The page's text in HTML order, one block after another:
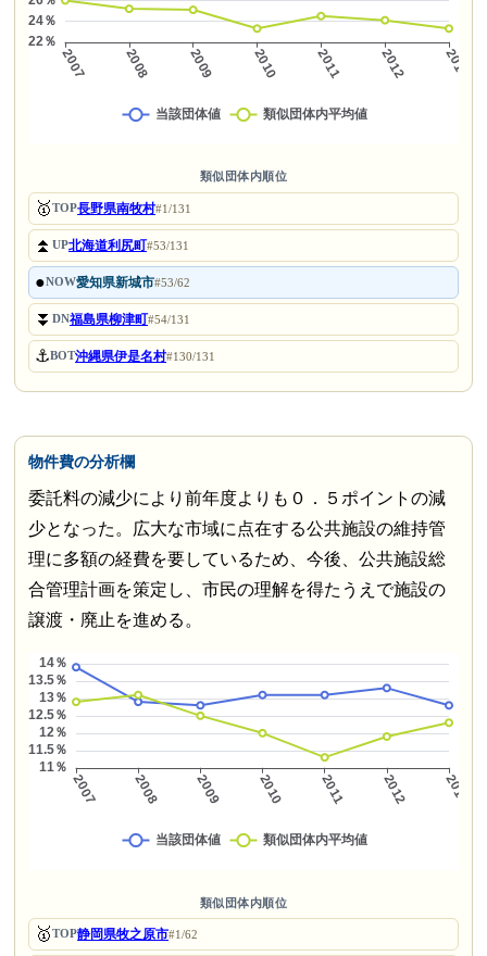
類似団体内順位
🥇TOP長野県南牧村#1/131
⏫UP北海道利尻町#53/131
●NOW愛知県新城市#53/62
⏬DN福島県柳津町#54/131
⚓BOT沖縄県伊是名村#130/131
物件費の分析欄
委託料の減少により前年度よりも０．５ポイントの減
少となった。広大な市域に点在する公共施設の維持管
理に多額の経費を要しているため、今後、公共施設総
合管理計画を策定し、市民の理解を得たうえで施設の
譲渡・廃止を進める。
類似団体内順位
🥇TOP静岡県牧之原市#1/62